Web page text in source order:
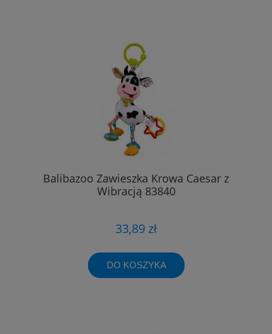
Balibazoo Zawieszka Krowa Caesar z
Wibracją 83840
33,89 zł
DO KOSZYKA